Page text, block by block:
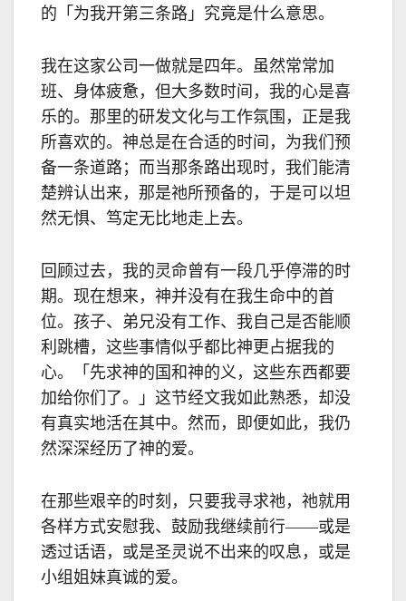
的「为我开第三条路」究竟是什么意思。
我在这家公司一做就是四年。虽然常常加
班、身体疲惫，但大多数时间，我的心是喜
乐的。那里的研发文化与工作氛围，正是我
所喜欢的。神总是在合适的时间，为我们预
备一条道路；而当那条路出现时，我们能清
楚辨认出来，那是祂所预备的，于是可以坦
然无惧、笃定无比地走上去。
回顾过去，我的灵命曾有一段几乎停滞的时
期。现在想来，神并没有在我生命中的首
位。孩子、弟兄没有工作、我自己是否能顺
利跳槽，这些事情似乎都比神更占据我的
心。「先求神的国和神的义，这些东西都要
加给你们了。」这节经文我如此熟悉，却没
有真实地活在其中。然而，即便如此，我仍
然深深经历了神的爱。
在那些艰辛的时刻，只要我寻求祂，祂就用
各样方式安慰我、鼓励我继续前行——或是
透过话语，或是圣灵说不出来的叹息，或是
小组姐妹真诚的爱。